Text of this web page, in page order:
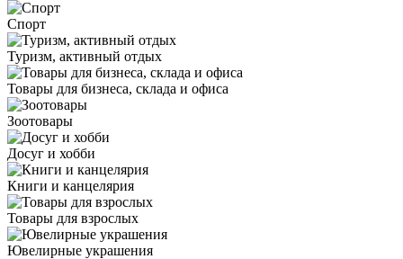
Спорт
Туризм, активный отдых
Товары для бизнеса, склада и офиса
Зоотовары
Досуг и хобби
Книги и канцелярия
Товары для взрослых
Ювелирные украшения